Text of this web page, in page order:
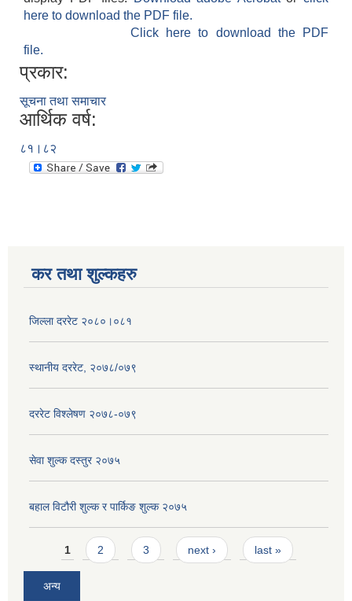
here to download the PDF file.
Click here to download the PDF
file.
प्रकार:
सूचना तथा समाचार
आर्थिक वर्ष:
८१।८२
कर तथा शुल्कहरु
जिल्ला दररेट २०८०।०८१
स्थानीय दररेट, २०७८/०७९
दररेट विश्लेषण २०७८-०७९
सेवा शुल्क दस्तुर २०७५
बहाल विटौरी शुल्क र पार्किङ शुल्क २०७५
Pages
1 2 3 next › last »
अन्य